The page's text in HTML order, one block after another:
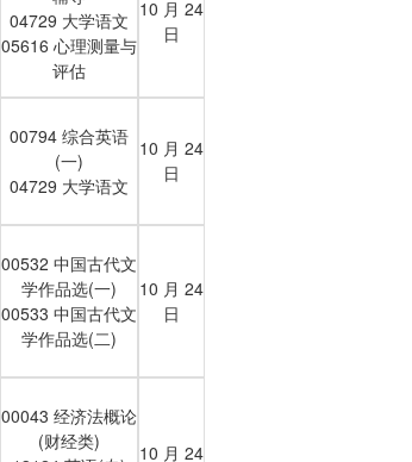
04729 大学语文
05616 心理测量与
评估
10 月 24
日
00794 综合英语
(一)
04729 大学语文
10 月 24
日
00532 中国古代文
学作品选(一)
00533 中国古代文
学作品选(二)
10 月 24
日
00043 经济法概论
(财经类)
10 月 24